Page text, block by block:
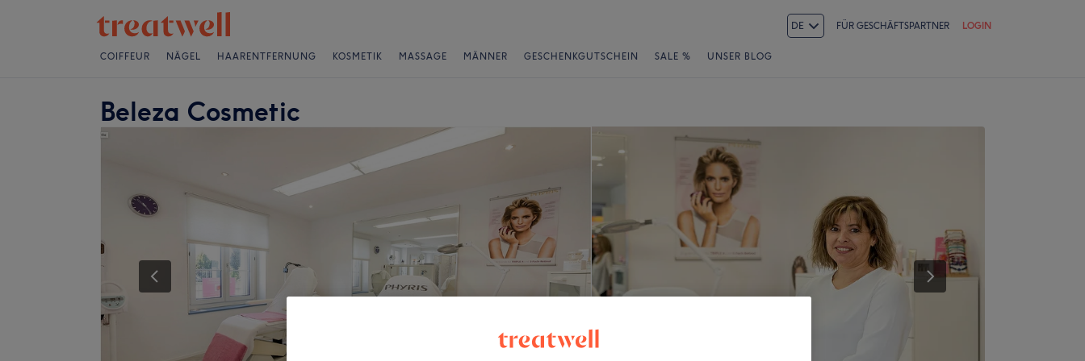
DE FÜR GESCHÄFTSPARTNER LOGIN
COIFFEUR NÄGEL HAARENTFERNUNG KOSMETIK MASSAGE MÄNNER GESCHENKGUTSCHEIN SALE % UNSER BLOG
Beleza Cosmetic